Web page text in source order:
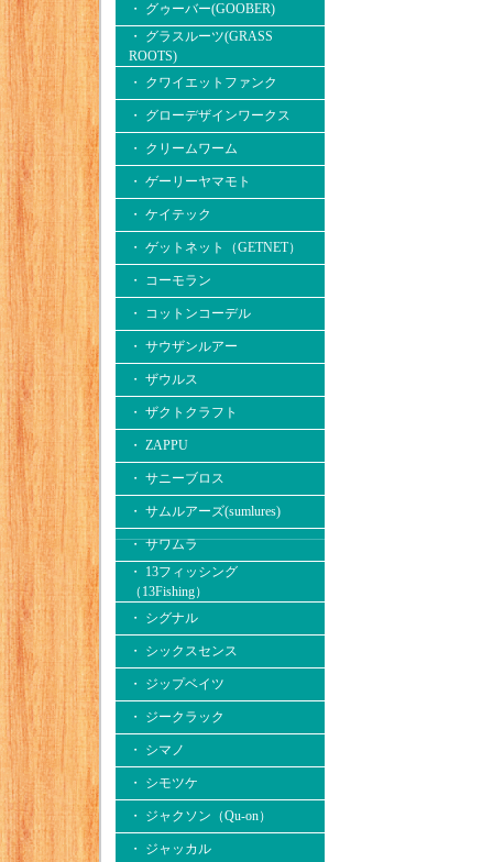
・ グゥーバー(GOOBER)
・ グラスルーツ(GRASS
ROOTS)
・ クワイエットファンク
・ グローデザインワークス
・ クリームワーム
・ ゲーリーヤマモト
・ ケイテック
・ ゲットネット（GETNET）
・ コーモラン
・ コットンコーデル
・ サウザンルアー
・ ザウルス
・ ザクトクラフト
・ ZAPPU
・ サニーブロス
・ サムルアーズ(sumlures)
・ サワムラ
・ 13フィッシング
（13Fishing）
・ シグナル
・ シックスセンス
・ ジップベイツ
・ ジークラック
・ シマノ
・ シモツケ
・ ジャクソン（Qu-on）
・ ジャッカル